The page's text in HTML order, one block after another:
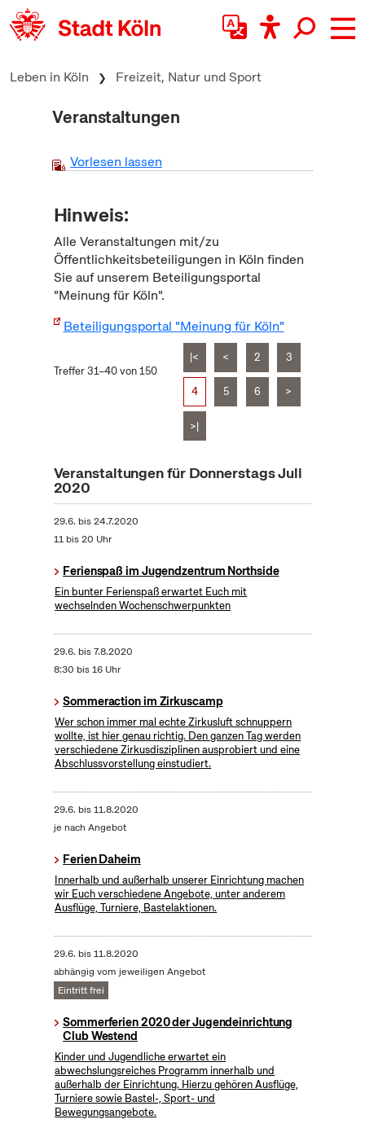
zum Inhalt springen
Leben in Köln Freizeit, Natur und Sport
Veranstaltungen
Vorlesen lassen
Hinweis:
Alle Veranstaltungen mit/zu
Öffentlichkeitsbeteiligungen in Köln finden
Sie auf unserem Beteiligungsportal
"Meinung für Köln".
Beteiligungsportal "Meinung für Köln"
Treffer 31–40 von 150
|< < 2 3
4 5 6 >
>|
Veranstaltungen für Donnerstags Juli
2020
29.6. bis24.7.2020
11 bis 20 Uhr
Ferienspaß im Jugendzentrum Northside
Ein bunter Ferienspaß erwartet Euch mit
wechselnden Wochenschwerpunkten
29.6. bis7.8.2020
8:30 bis 16 Uhr
Sommeraction im Zirkuscamp
Wer schon immer mal echte Zirkusluft schnuppern
wollte, ist hier genau richtig. Den ganzen Tag werden
verschiedene Zirkusdisziplinen ausprobiert und eine
Abschlussvorstellung einstudiert.
29.6. bis11.8.2020
je nach Angebot
Ferien Daheim
Innerhalb und außerhalb unserer Einrichtung machen
wir Euch verschiedene Angebote, unter anderem
Ausflüge, Turniere, Bastelaktionen.
29.6. bis11.8.2020
abhängig vom jeweiligen Angebot
Eintritt frei
Sommerferien 2020 der Jugendeinrichtung
Club Westend
Kinder und Jugendliche erwartet ein
abwechslungsreiches Programm innerhalb und
außerhalb der Einrichtung. Hierzu gehören Ausflüge,
Turniere sowie Bastel-, Sport- und
Bewegungsangebote.